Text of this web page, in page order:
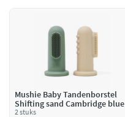
Mushie Baby Tandenborstel
Shifting sand Cambridge blue
2 stuks